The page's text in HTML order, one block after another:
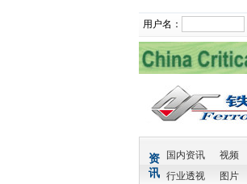
用户名：
资
讯
国内资讯 视频
行业透视
图片